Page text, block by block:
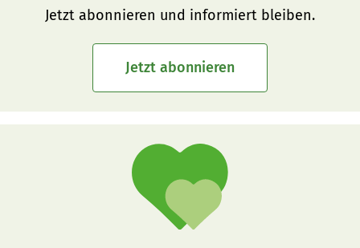
Jetzt abonnieren und informiert bleiben.
Jetzt abonnieren